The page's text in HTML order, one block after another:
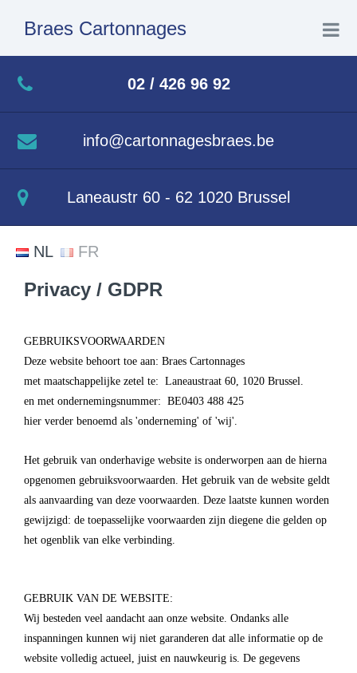
Braes Cartonnages
Home
Diensten
02 / 426 96 92
info@cartonnagesbraes.be
Laneaustr 60 - 62 1020 Brussel
NL FR
Privacy / GDPR
GEBRUIKSVOORWAARDEN
Deze website behoort toe aan: Braes Cartonnages
met maatschappelijke zetel te: Laneaustraat 60, 1020 Brussel.
en met ondernemingsnummer: BE0403 488 425
hier verder benoemd als 'onderneming' of 'wij'.
Het gebruik van onderhavige website is onderworpen aan de hierna
opgenomen gebruiksvoorwaarden. Het gebruik van de website geldt
als aanvaarding van deze voorwaarden. Deze laatste kunnen worden
gewijzigd: de toepasselijke voorwaarden zijn diegene die gelden op
het ogenblik van elke verbinding.
GEBRUIK VAN DE WEBSITE:
Wij besteden veel aandacht aan onze website. Ondanks alle
inspanningen kunnen wij niet garanderen dat alle informatie op de
website volledig actueel, juist en nauwkeurig is. De gegevens